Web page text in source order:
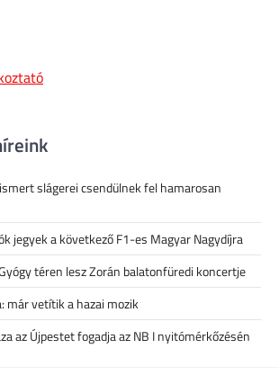
slágerei csendülnek fel hamarosan
jegyek a következő F1-es Magyar Nagydíjra
téren lesz Zorán balatonfüredi koncertje
már vetítik a hazai mozik
az Újpestet fogadja az NB I nyitómérkőzésén